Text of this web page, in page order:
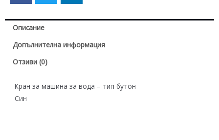
Описание
Допълнителна информация
Отзиви (0)
Кран за машина за вода – тип бутон
Син